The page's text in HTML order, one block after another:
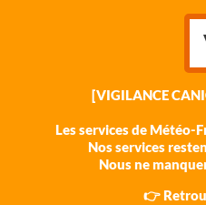
[VIGILANCE
Les services de Météo-
Nos services
Nous ne
👉